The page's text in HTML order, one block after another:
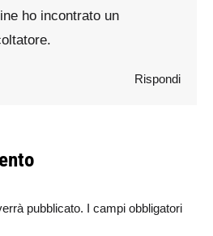
ho incontrato un
Rispondi
pubblicato. I campi obbligatori